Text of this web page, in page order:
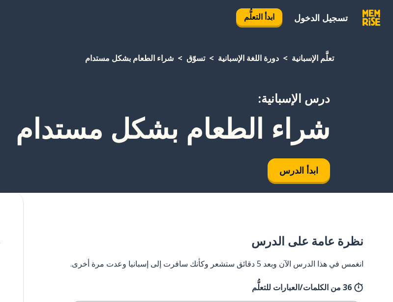
تسجيل الدخول ابدأ التعلُّم
تعلَّم الإسبانية دورة اللغة الإسبانية تسوّق شراء الطعام بشكل مستدام
درس الإسبانية:
شراء الطعام بشكل مستدام
ابدأ الدرس
نظرة عامة على الدرس
انغمس في هذا الدرس الآن وبعد 5 دقائق ستشعر وكأنك سافرت إلى إسبانيا وعدت مرة أخرى.
36 من الكلمات/العبارات للتعلُّم